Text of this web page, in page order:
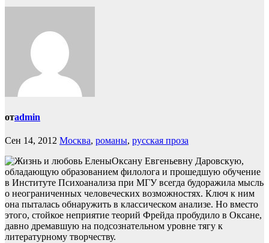
отadmin
Сен 14, 2012 Москва, романы, русская проза
Оксану Евгеньевну Даровскую,
обладающую образованием филолога и прошедшую обучение
в Институте Психоанализа при МГУ всегда будоражила мысль
о неограниченных человеческих возможностях. Ключ к ним
она пыталась обнаружить в классическом анализе. Но вместо
этого, стойкое неприятие теорий Фрейда пробудило в Оксане,
давно дремавшую на подсознательном уровне тягу к
литературному творчеству.